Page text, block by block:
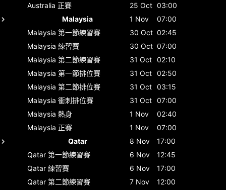
Australia 正賽 25 Oct 03:00
Malaysia
1 Nov
07:00
Malaysia 第一節練習賽 30 Oct 02:45
Malaysia 練習賽 30 Oct 07:00
Malaysia 第二節練習賽 31 Oct 02:10
Malaysia 第一節排位賽 31 Oct 02:50
Malaysia 第二節排位賽 31 Oct 03:15
Malaysia 衝刺排位賽 31 Oct 07:00
Malaysia 熱身 1 Nov
02:40
Malaysia 正賽 1 Nov
07:00
Qatar
8 Nov
17:00
Qatar 第一節練習賽 6 Nov
12:45
Qatar 練習賽 6 Nov
17:00
Qatar 第二節練習賽 7 Nov
12:00